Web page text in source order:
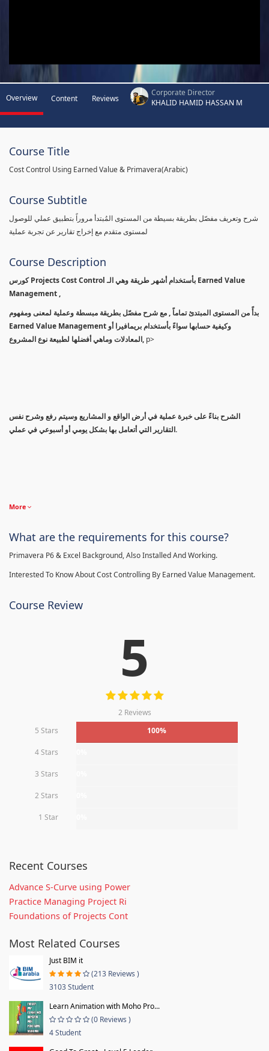
Overview Content Reviews
Corporate Director
KHALID HAMID HASSAN M
Course Title
Cost Control Using Earned Value & Primavera(Arabic)
Course Subtitle
شرح وتعريف مفصّل بطريقة بسيطة من المستوى المُبتدأ مروراً بتطبيق عملي للوصول
لمستوى متقدم مع إخراج تقارير عن تجربة عملية
Course Description
كورس Projects Cost Control بأستخدام أشهر طريقة وهي الـ Earned Value
Management ,
بدأً من المستوى المبتدئ تماماً , مع شرح مفصّل بطريقة مبسطة وعملية لمعنى ومفهوم
Earned Value Management وكيفية حسابها سواءً بأستخدام بريمافيرا أو
المعادلات وماهي أفضلها لطبيعة نوع المشروع, p>
الشرح بناءً على خبرة عملية في أرض الواقع و المشاريع وسيتم رفع وشرح نفس
التقارير التي أتعامل بها بشكل يومي أو أسبوعي في عملي.
More
What are the requirements for this course?
Primavera P6 & Excel Background, Also Installed And Working.
Interested To Know About Cost Controlling By Earned Value Management.
Course Review
5
2 Reviews
5 Stars
100%
4 Stars
3 Stars
2 Stars
1 Star
Recent Courses
Advance S-Curve using Power
Practice Managing Project Ri
Foundations of Projects Cont
Most Related Courses
Just BIM it
(213 Reviews )
3103 Student
Learn Animation with Moho Pro...
(0 Reviews )
4 Student